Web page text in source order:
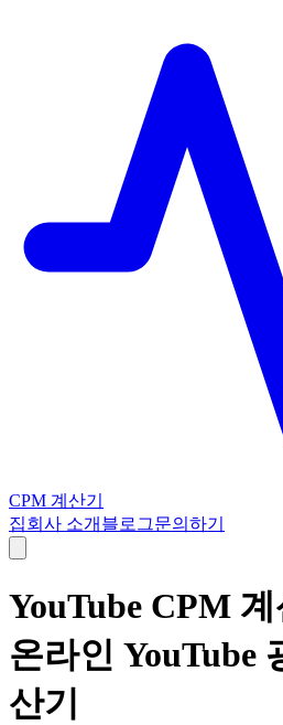
CPM 계산기
집회사 소개 블로그문의하기
YouTube CPM
온라인 YouTube
산기